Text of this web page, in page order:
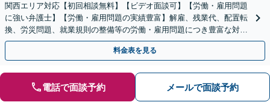
関西エリア対応【初回相談無料】【ビデオ面談可】【労働・雇用問題
に強い弁護士】【労働・雇用問題の実績豊富】解雇、残業代、配置転
換、労災問題、就業規則の整備等の労働・雇用問題につき豊富な対応
実績【完全個室対応】
料金表を見る
電話で面談予約 メールで面談予約